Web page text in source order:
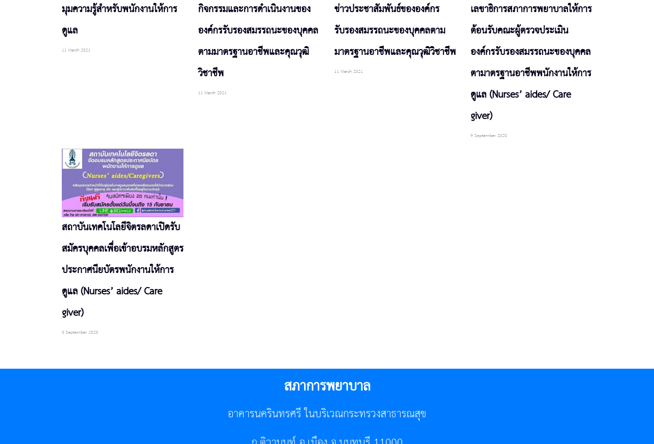
มุมความรู้สำหรับพนักงานให้การ
ดูแล
11 March 2021
กิจกรรมและการดำเนินงานของ
องค์กรรับรองสมรรถนะของบุคคล
ตามมาตรฐานอาชีพและคุณวุฒิ
วิชาชีพ
11 March 2021
ข่าวประชาสัมพันธ์ขององค์กร
รับรองสมรรถนะของบุคคลตาม
มาตรฐานอาชีพและคุณวุฒิวิชาชีพ
11 March 2021
เลขาธิการสภาการพยาบาลให้การ
ต้อนรับคณะผู้ตรวจประเมิน
องค์กรรับรองสมรรถนะของบุคคล
ตามาตรฐานอาชีพพนักงานให้การ
ดูแล (Nurses’ aides/ Care
giver)
9 September 2020
สถาบันเทคโนโลยีจิตรลดาเปิดรับ
สมัครบุคคลเพื่อเข้าอบรมหลักสูตร
ประกาศนียบัตรพนักงานให้การ
ดูแล (Nurses’ aides/ Care
giver)
3 September 2020
สภาการพยาบาล
อาคารนครินทรศรี ในบริเวณกระทรวงสาธารณสุข